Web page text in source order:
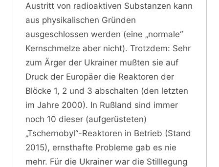
Austritt von radioaktiven Substanzen kann
aus physikalischen Gründen
ausgeschlossen werden (eine „normale“
Kernschmelze aber nicht). Trotzdem: Sehr
zum Ärger der Ukrainer mußten sie auf
Druck der Europäer die Reaktoren der
Blöcke 1, 2 und 3 abschalten (den letzten
im Jahre 2000). In Rußland sind immer
noch 10 dieser (aufgerüsteten)
„Tschernobyl“-Reaktoren in Betrieb (Stand
2015), ernsthafte Probleme gab es nie
mehr. Für die Ukrainer war die Stilllegung